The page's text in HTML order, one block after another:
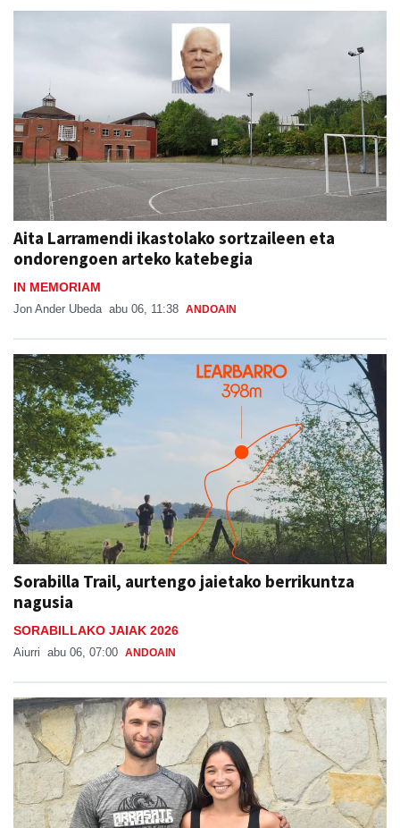
Aita Larramendi ikastolako sortzaileen eta
ondorengoen arteko katebegia
IN MEMORIAM
Jon Ander Ubeda ANDOAIN
Sorabilla Trail, aurtengo jaietako berrikuntza
nagusia
SORABILLAKO JAIAK 2026
Aiurri